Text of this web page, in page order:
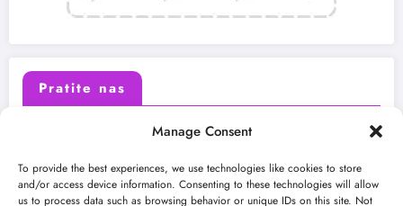
Manage Consent
To provide the best experiences, we use technologies like cookies to store
and/or access device information. Consenting to these technologies will allow
us to process data such as browsing behavior or unique IDs on this site. Not
Pratite nas